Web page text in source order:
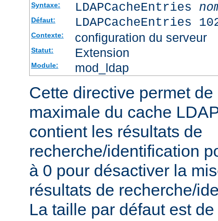
Syntaxe: LDAPCacheEntries
Défaut: LDAPCacheEntries
Contexte: configuration du serveur
Statut: Extension
Module: mod_ldap
Cette directive permet
maximale du cache
contient les résultats de
recherche/identification
à 0 pour désactiver la
résultats de recherche/
La taille par défaut est